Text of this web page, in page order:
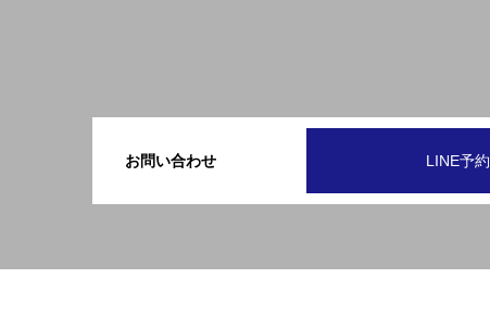
お問い合わせ LINE予約